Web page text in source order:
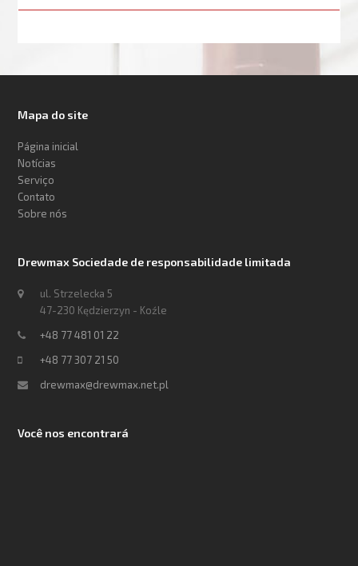
Mapa do site
Página inicial
Notícias
Serviço
Contato
Sobre nós
Drewmax Sociedade de responsabilidade limitada
ul. Strzelecka 5
47-230 Kędzierzyn - Koźle
+48 77 481 01 22
+48 77 307 21 50
drewmax@drewmax.net.pl
Você nos encontrará